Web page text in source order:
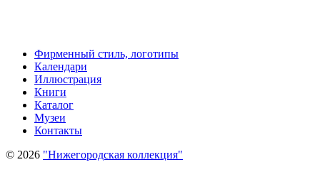
Фирменный стиль, логотипы
Календари
Иллюстрация
Книги
Каталог
Музеи
Контакты
© 2026 "Нижегородская коллекция"